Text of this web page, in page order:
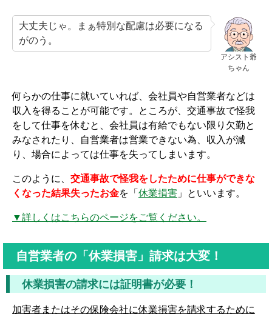
アシスト爺
ちゃん
大丈夫じゃ。まぁ特別な配慮は必要になる
がのう。
何らかの仕事に就いていれば、会社員や自営業者などは
収入を得ることが可能です。ところが、交通事故で怪我
をして仕事を休むと、会社員は有給でもない限り欠勤と
みなされたり、自営業者は営業できない為、収入が減
り、場合によっては仕事を失ってしまいます。
このように、 交通事故で怪我をしたために仕事ができな
くなった結果失ったお金を「 休業損害 」といいます。
▼詳しくはこちらのページをご覧ください。
自営業者の「休業損害」請求は大変！
休業損害の請求には証明書が必要！
加害者またはその保険会社に休業損害を請求するために